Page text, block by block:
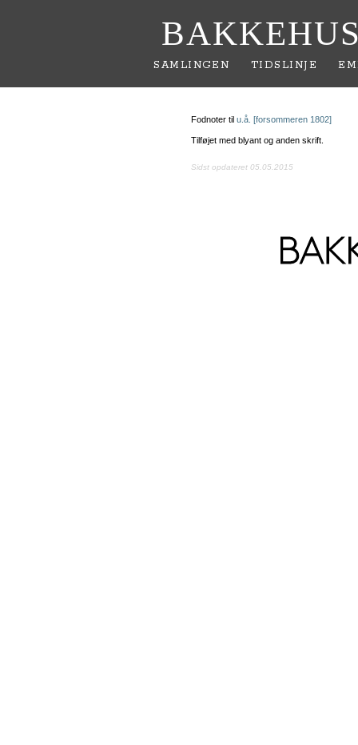
SAMLINGEN TIDSLINJE
Fodnoter til u.å. [forsommeren 1802]
Tilføjet med blyant og anden skrift.
Sidst opdateret 05.05.2015